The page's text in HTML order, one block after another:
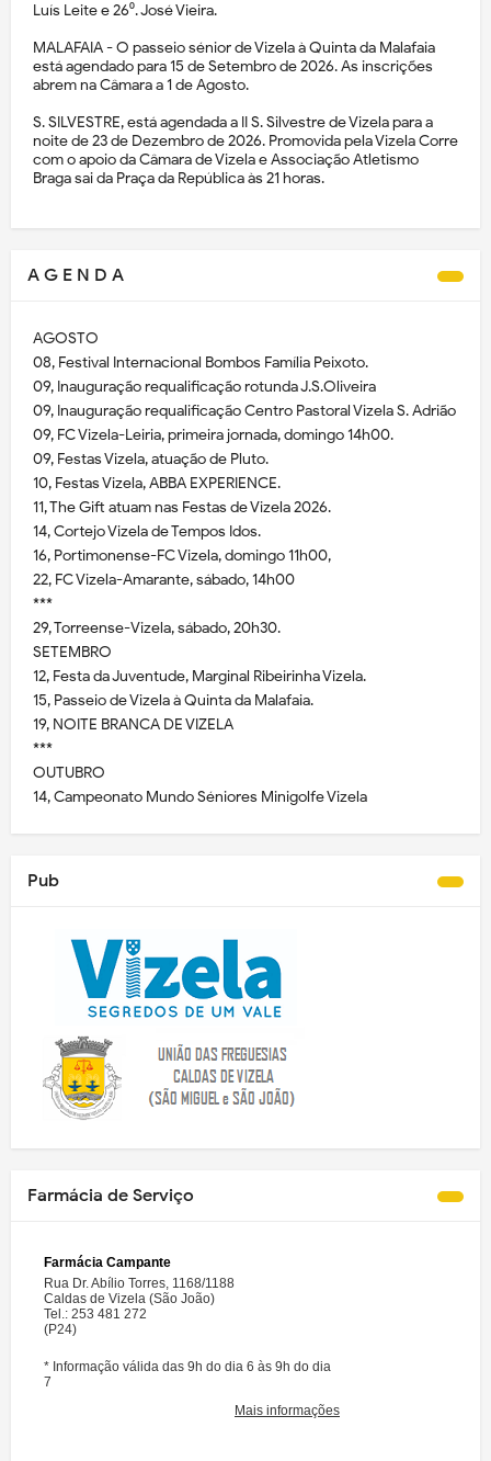
Luís Leite e 26⁰. José Vieira.
MALAFAIA - O passeio sénior de Vizela à Quinta da Malafaia
está agendado para 15 de Setembro de 2026. As inscrições
abrem na Câmara a 1 de Agosto.
S. SILVESTRE, está agendada a II S. Silvestre de Vizela para a
noite de 23 de Dezembro de 2026. Promovida pela Vizela Corre
com o apoio da Câmara de Vizela e Associação Atletismo
Braga sai da Praça da República às 21 horas.
A G E N D A
AGOSTO
08, Festival Internacional Bombos Família Peixoto.
09, Inauguração requalificação rotunda J.S.Oliveira
09, Inauguração requalificação Centro Pastoral Vizela S. Adrião
09, FC Vizela-Leiria, primeira jornada, domingo 14h00.
09, Festas Vizela, atuação de Pluto.
10, Festas Vizela, ABBA EXPERIENCE.
11, The Gift atuam nas Festas de Vizela 2026.
14, Cortejo Vizela de Tempos Idos.
16, Portimonense-FC Vizela, domingo 11h00,
22, FC Vizela-Amarante, sábado, 14h00
***
29, Torreense-Vizela, sábado, 20h30.
SETEMBRO
12, Festa da Juventude, Marginal Ribeirinha Vizela.
15, Passeio de Vizela à Quinta da Malafaia.
19, NOITE BRANCA DE VIZELA
***
OUTUBRO
14, Campeonato Mundo Séniores Minigolfe Vizela
Pub
Farmácia de Serviço